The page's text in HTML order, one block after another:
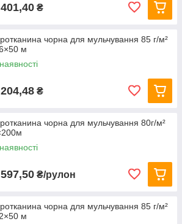
₴
чорна для мульчування 85 г/м²
м
₴
чорна для мульчування 80г/м²
₴/рулон
чорна для мульчування 85 г/м²
м